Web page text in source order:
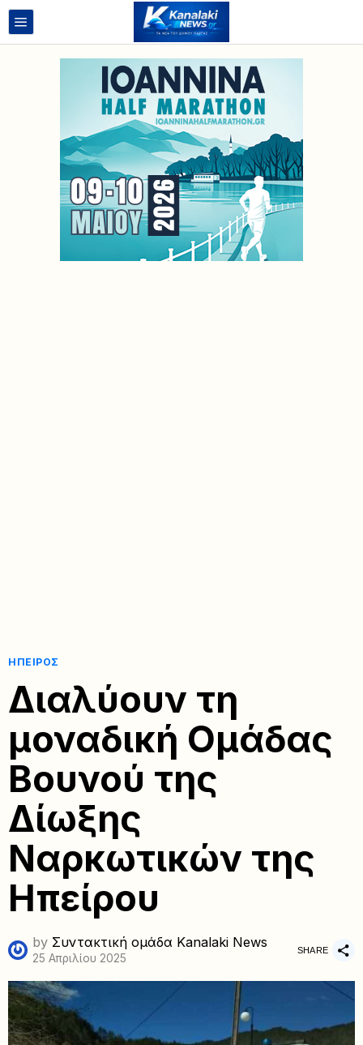
ΉΠΕΙΡΟΣ
Διαλύουν τη
μοναδική Ομάδας
Βουνού της
Δίωξης
Ναρκωτικών της
Ηπείρου
by Συντακτική ομάδα Kanalaki News
25 Απριλίου 2025
SHARE